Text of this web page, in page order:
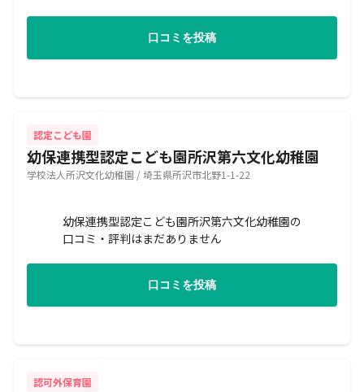
口コミを投稿
認定こども園
幼保連携型認定こども園所沢第六文化幼稚園
学校法人所沢文化幼稚園 / 埼玉県所沢市北野1-1-22
幼保連携型認定こども園所沢第六文化幼稚園の
口コミ・評判はまだありません
口コミを投稿
認可外保育園